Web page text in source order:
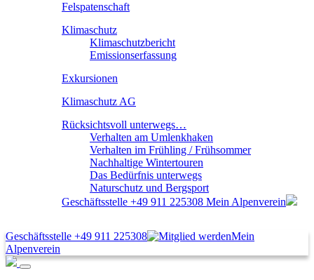
Felspatenschaft
Klimaschutz
Klimaschutzbericht
Emissionserfassung
Exkursionen
Klimaschutz AG
Rücksichtsvoll unterwegs…
Verhalten am Umlenkhaken
Verhalten im Frühling / Frühsommer
Nachhaltige Wintertouren
Das Bedürfnis unterwegs
Naturschutz und Bergsport
Geschäftsstelle +49 911 225308 Mein Alpenverein
Geschäftsstelle +49 911 225308
Mein
Alpenverein